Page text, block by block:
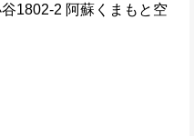
1802-2 阿蘇くまもと空